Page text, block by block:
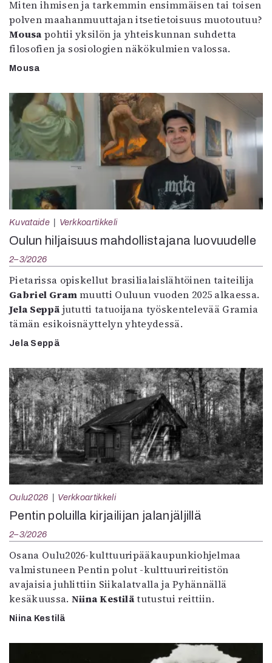
Miten ihmisen ja tarkemmin ensimmäisen tai toisen
polven maahanmuuttajan itsetietoisuus muotoutuu?
Mousa pohtii yksilön ja yhteiskunnan suhdetta
filosofien ja sosiologien näkökulmien valossa.
Mousa
Kuvataide Verkkoartikkeli
Oulun hiljaisuus mahdollistajana luovuudelle
2–3/2026
Pietarissa opiskellut brasilialaislähtöinen taiteilija
Gabriel Grammuutti Ouluun vuoden 2025 alkaessa.
Jela Seppä jututti tatuoijana työskentelevää Gramia
tämän esikoisnäyttelyn yhteydessä.
Jela Seppä
Oulu2026 Verkkoartikkeli
Pentin poluilla kirjailijan jalanjäljillä
2–3/2026
Osana Oulu2026-kulttuuripääkaupunkiohjelmaa
valmistuneen Pentin polut -kulttuurireitistön
avajaisia juhlittiin Siikalatvalla ja Pyhännällä
kesäkuussa. Niina Kestilätutustui reittiin.
Niina Kestilä